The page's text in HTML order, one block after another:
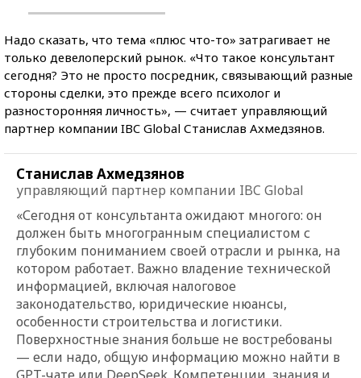
Надо сказать, что тема «плюс что-то» затрагивает не
только девелоперский рынок. «Что такое консультант
сегодня? Это не просто посредник, связывающий разные
стороны сделки, это прежде всего психолог и
разносторонняя личность», — считает управляющий
партнер компании IBC Global Станислав Ахмедзянов.
Станислав Ахмедзянов
управляющий партнер компании IBC Global
«Сегодня от консультанта ожидают многого: он
должен быть многогранным специалистом с
глубоким пониманием своей отрасли и рынка, на
котором работает. Важно владение технической
информацией, включая налоговое
законодательство, юридические нюансы,
особенности строительства и логистики.
Поверхностные знания больше не востребованы
— если надо, общую информацию можно найти в